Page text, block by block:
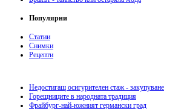
Популярни
Статии
Снимки
Рецепти
Недостигащ осигурителен стаж - закупуване
Горещниците в народната традиция
Фрайбург-най-южният германски град